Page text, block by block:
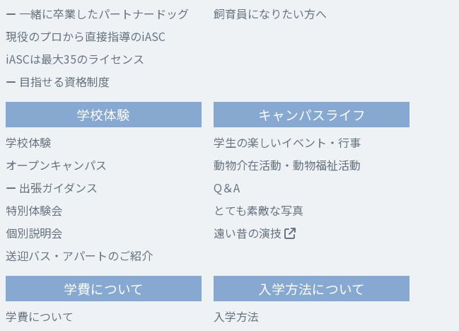
一緒に卒業したパートナードッグ
現役のプロから直接指導のiASC
iASCは最大35のライセンス
目指せる資格制度
飼育員になりたい方へ
学校体験
学校体験
オープンキャンパス
出張ガイダンス
特別体験会
個別説明会
送迎バス・アパートのご紹介
キャンパスライフ
学生の楽しいイベント・行事
動物介在活動・動物福祉活動
Q＆A
とても素敵な写真
遠い昔の演技
学費について
学費について
入学方法について
入学方法